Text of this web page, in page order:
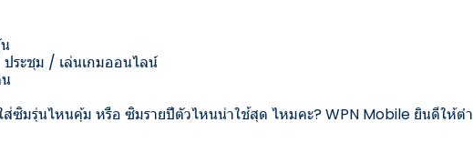
ระชุม / เล่นเกมออนไลน์
ใส่ซิมรุ่นไหนคุ้ม หรือ ซิมรายปีตัวไหนน่าใช้สุด ไหมคะ? WPN Mobile ยินดีให้ตำ